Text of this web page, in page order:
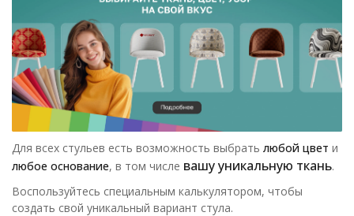
Для всех стульев есть возможность выбрать любой цвет и
любое основание, в том числе вашу уникальную ткань.
Воспользуйтесь специальным калькулятором, чтобы
создать свой уникальный вариант стула.